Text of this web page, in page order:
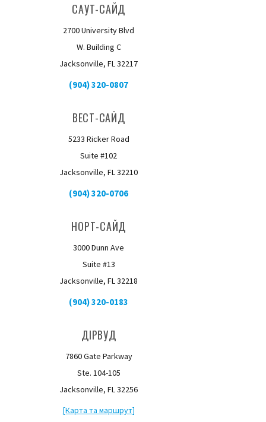
САУТ-САЙД
2700 University Blvd
W. Building C
Jacksonville, FL 32217
(904) 320-0807
ВЕСТ-САЙД
5233 Ricker Road
Suite #102
Jacksonville, FL 32210
(904) 320-0706
НОРТ-САЙД
3000 Dunn Ave
Suite #13
Jacksonville, FL 32218
(904) 320-0183
ДІРВУД
7860 Gate Parkway
Ste. 104-105
Jacksonville, FL 32256
[Карта та маршрут]